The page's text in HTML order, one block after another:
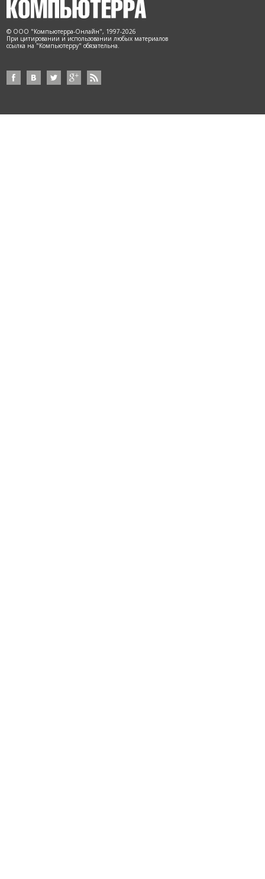
© ООО "Компьютерра-Онлайн", 1997-2026
При цитировании и использовании любых материалов
ссылка на "Компьютерру" обязательна.